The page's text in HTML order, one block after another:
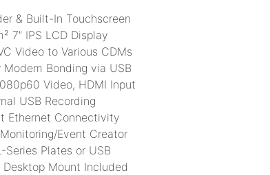
& Built-In Touchscreen
7″ IPS LCD Display
Video to Various CDMs
Bonding via USB
Video, HDMI Input
USB Recording
Ethernet Connectivity
Event Creator
Series Plates or USB
Desktop Mount Included